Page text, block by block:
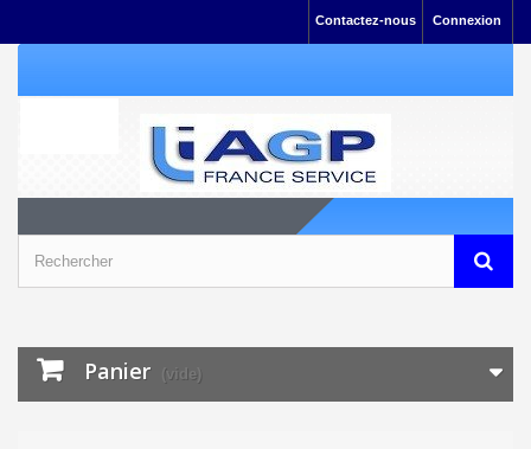
Connexion
Contactez-nous
Panier (vide)